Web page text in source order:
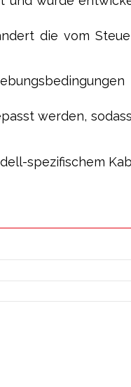
die vom
werden,
spezifischem